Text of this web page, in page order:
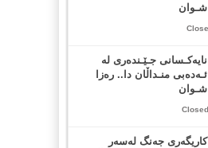
شـوان
نایەکـسانی جـێـندەری لە
ئـەدەبی منـداڵان دا.. رەزا
شـوان
کاریگەری جەنگ لەسەر